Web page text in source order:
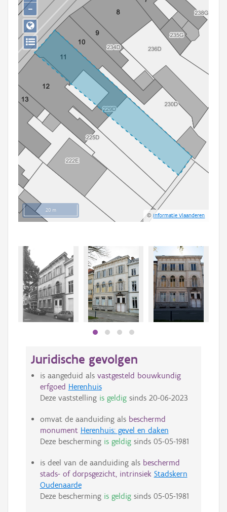
Persoon of collectief
Downloads
Hergebruik
Aanmelden
20 m
©Informatie Vlaanderen
−
Juridische gevolgen
is aangeduid als vastgesteld bouwkundig
erfgoed Herenhuis
Deze vaststelling is geldigsinds 20-06-2023
omvat de aanduiding als beschermd
monument Herenhuis: gevel en daken
Deze bescherming is geldigsinds 05-05-1981
is deel van de aanduiding als beschermd
stads- of dorpsgezicht, intrinsiek Stadskern
Oudenaarde
Deze bescherming is geldigsinds 05-05-1981